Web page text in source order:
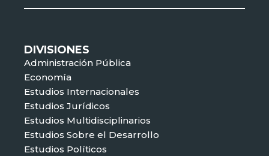
DIVISIONES
Administración Pública
Economía
Estudios Internacionales
Estudios Jurídicos
Estudios Multidisciplinarios
Estudios Sobre el Desarrollo
Estudios Políticos